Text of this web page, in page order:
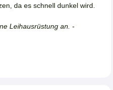
da es schnell dunkel wird.
Leihausrüstung an. -